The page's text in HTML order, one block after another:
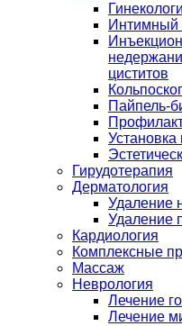
Интимный
циститов
Пайпель-
Установка
Гирудотерапия
Дерматология
Удаление
Удаление
Кардиология
Комплексные
Массаж
Неврология
Лечение
Лечение